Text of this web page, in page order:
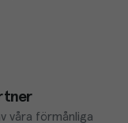
våra förmånliga